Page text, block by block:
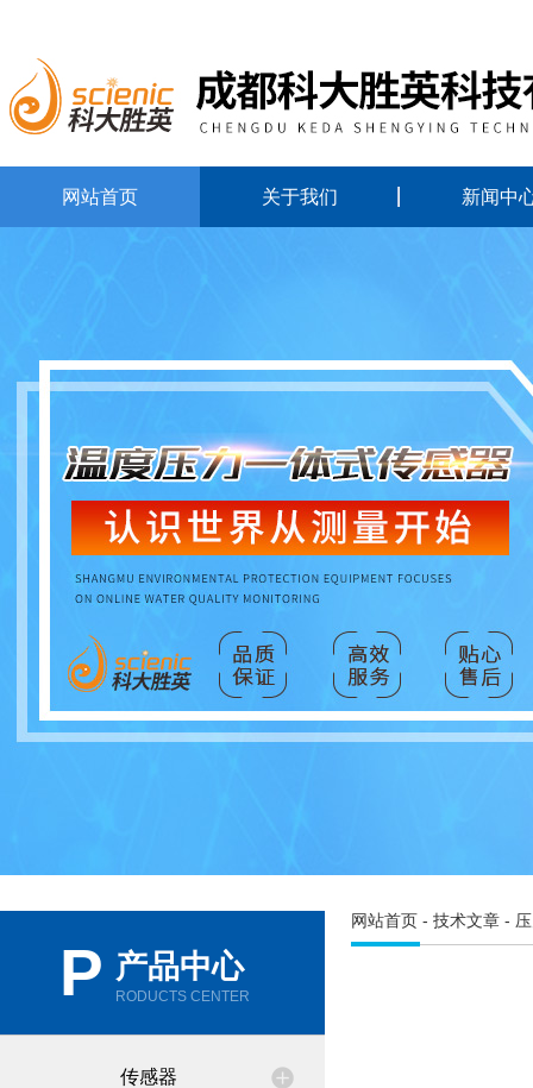
网站首页 关于我们 新闻中
P 产品中心
RODUCTS CENTER
传感器
网站首页 - 技术文章 -